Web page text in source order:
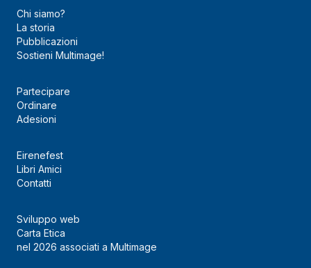
Chi siamo?
La storia
Pubblicazioni
Sostieni Multimage!
Partecipare
Ordinare
Adesioni
Eirenefest
Libri Amici
Contatti
Sviluppo web
Carta Etica
nel 2026 associati a Multimage